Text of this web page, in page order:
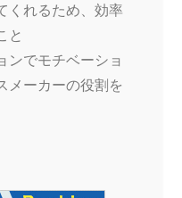
くれるため、効率
と
ンでモチベーショ
メーカーの役割を